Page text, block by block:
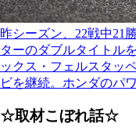
昨シーズン、22戦中21
ターのダブルタイトル
ックス・フェルスタッ
ビを継続。ホンダのパ
☆取材こぼれ話☆